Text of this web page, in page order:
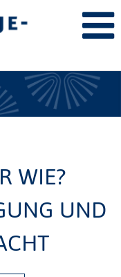
WIE?
UND